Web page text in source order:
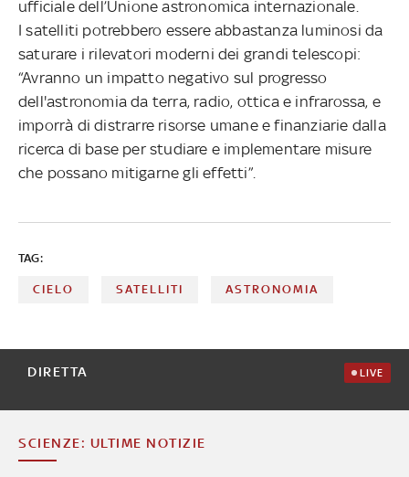
ufficiale dell’Unione astronomica internazionale.
I satelliti potrebbero essere abbastanza luminosi da
saturare i rilevatori moderni dei grandi telescopi:
“Avranno un impatto negativo sul progresso
dell'astronomia da terra, radio, ottica e infrarossa, e
imporrà di distrarre risorse umane e finanziarie dalla
ricerca di base per studiare e implementare misure
che possano mitigarne gli effetti”.
TAG:
CIELO SATELLITI ASTRONOMIA
DIRETTA LIVE
SCIENZE: ULTIME NOTIZIE